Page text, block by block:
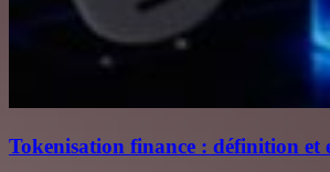
Tokenisation finance : définition et